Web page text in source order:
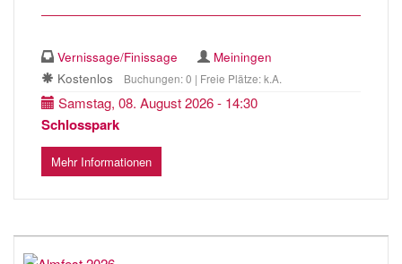
Vernissage/Finissage
Meiningen
Kostenlos
Buchungen: 0 | Freie Plätze: k.A.
Samstag, 08. August 2026 - 14:30
Schlosspark
Mehr Informationen